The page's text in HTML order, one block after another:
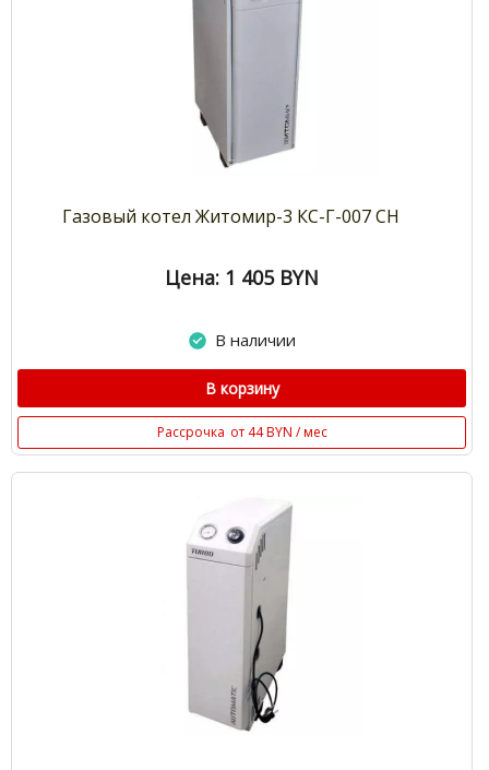
Газовый котел Житомир-3 КС-Г-007 СН
Цена: 1 405 BYN
В наличии
В корзину
Рассрочка от 44 BYN / мес